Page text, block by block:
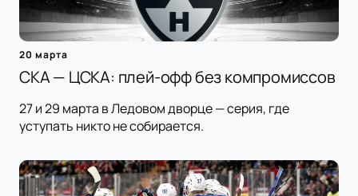
20 марта
СКА — ЦСКА: плей-офф без компромиссов
27 и 29 марта в Ледовом дворце — серия, где
уступать никто не собирается.